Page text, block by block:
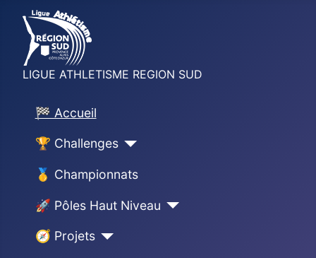
LIGUE ATHLETISME REGION SUD
🏁 Accueil
🏆 Challenges
🥇 Championnats
🚀 Pôles Haut Niveau
🧭 Projets